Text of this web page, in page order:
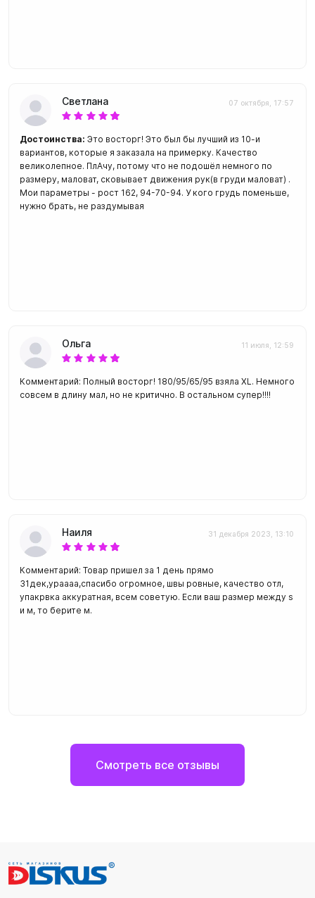
Светлана 07 октября, 17:57
Достоинства: Это восторг! Это был бы лучший из 10-и
вариантов, которые я заказала на примерку. Качество
великолепное. ПлАчу, потому что не подошёл немного по
размеру, маловат, сковывает движения рук(в груди маловат) .
Мои параметры - рост 162, 94-70-94. У кого грудь поменьше,
нужно брать, не раздумывая
Ольга 11 июля, 12:59
Комментарий: Полный восторг! 180/95/65/95 взяла XL. Немного
совсем в длину мал, но не критично. В остальном супер!!!!
Наиля 31 декабря 2023, 13:10
Комментарий: Товар пришел за 1 день прямо
31дек,ураааа,спасибо огромное, швы ровные, качество отл,
упакрвка аккуратная, всем советую. Если ваш размер между s
и м, то берите м.
Смотреть все отзывы